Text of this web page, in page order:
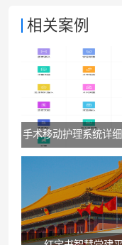
相关案例
手术移动护理系统详
佛山医院版）